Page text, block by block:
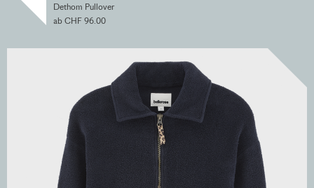
Dethom Pullover
ab CHF 96.00